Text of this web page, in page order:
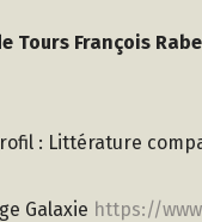
Tours François
: Littérature
Galaxie https://